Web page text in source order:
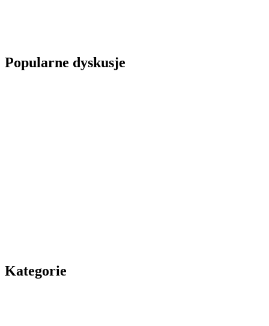
Popularne dyskusje
Kategorie